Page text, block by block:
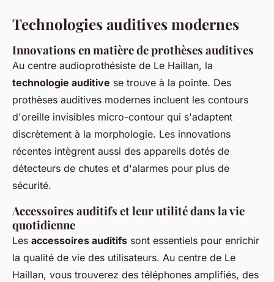
Technologies auditives modernes
Innovations en matière de prothèses auditives
Au centre audioprothésiste de Le Haillan, la
technologie auditive se trouve à la pointe. Des
prothèses auditives modernes incluent les contours
d'oreille invisibles micro-contour qui s'adaptent
discrètement à la morphologie. Les innovations
récentes intègrent aussi des appareils dotés de
détecteurs de chutes et d'alarmes pour plus de
sécurité.
Accessoires auditifs et leur utilité dans la vie
quotidienne
Les accessoires auditifs sont essentiels pour enrichir
la qualité de vie des utilisateurs. Au centre de Le
Haillan, vous trouverez des téléphones amplifiés, des